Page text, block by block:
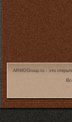
ARMDGroup.ru - это